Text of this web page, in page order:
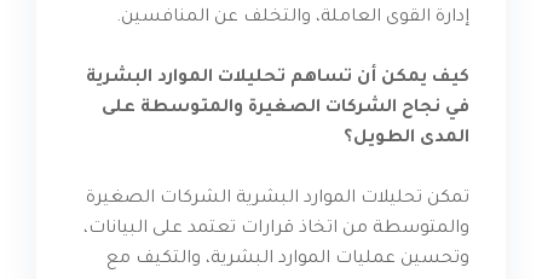
إدارة القوى العاملة، والتخلف عن المنافسين.
كيف يمكن أن تساهم تحليلات الموارد البشرية
في نجاح الشركات الصغيرة والمتوسطة على
المدى الطويل؟
تمكن تحليلات الموارد البشرية الشركات الصغيرة
والمتوسطة من اتخاذ قرارات تعتمد على البيانات،
وتحسين عمليات الموارد البشرية، والتكيف مع